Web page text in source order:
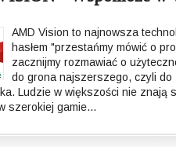
AMD Vision to najnowsza
hasłem "przestańmy mówić o
zacznijmy rozmawiać o
do grona najszerszego, czyli do
Ludzie w większości nie znają
szerokiej gamie...